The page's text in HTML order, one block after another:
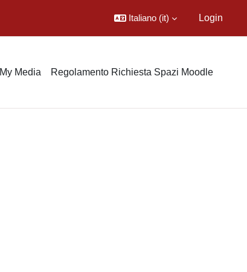
Italiano ‎(it)‎ Login
My Media Regolamento Richiesta Spazi Moodle